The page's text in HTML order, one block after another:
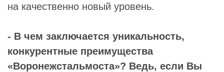
на качественно новый уровень.
- В чем заключается уникальность,
конкурентные преимущества
«Воронежстальмоста»? Ведь, если Вы